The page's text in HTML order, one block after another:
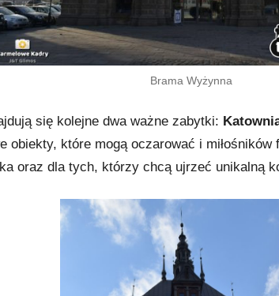
Brama Wyżynna
się kolejne dwa ważne zabytki:
obiekty, które mogą oczarować i
oraz dla tych, którzy chcą ujrzeć unikalną